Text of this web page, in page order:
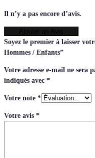
Il n’y a pas encore d’avis.
Soyez le premier à laisser
Hommes / Enfants”
Votre adresse e-mail ne sera
indiqués avec *
Votre note *
Votre avis *